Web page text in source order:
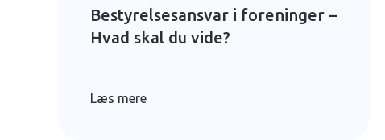
Bestyrelsesansvar i foreninger –
Hvad skal du vide?
Læs mere